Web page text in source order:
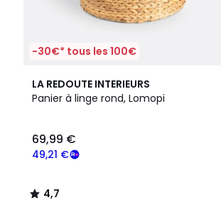
-30€* tous les 100€
LA REDOUTE INTERIEURS
Panier à linge rond, Lomopi
49,21 €
69,99 €
4,7
/ 5
4,7
/